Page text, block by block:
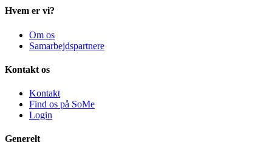
Hvem er vi?
Om os
Samarbejdspartnere
Kontakt os
Kontakt
Find os på SoMe
Login
Generelt